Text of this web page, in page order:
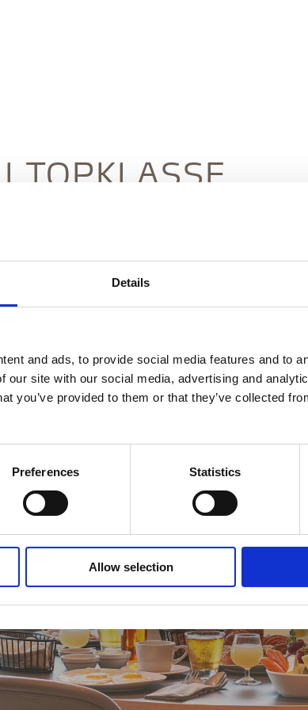
Details
and ads, to provide social media features and to
our site with our social media, advertising and
you’ve provided to them or that they’ve collected
Preferences Statistics
Allow selection
TOPKLASSE
businessarrangement, hvad
et fortroligt møde i Alsiks
flere dage eller noget helt fjerde.
står vi klar til at sætte det
skabe den perfekte helhedsoplevelse af